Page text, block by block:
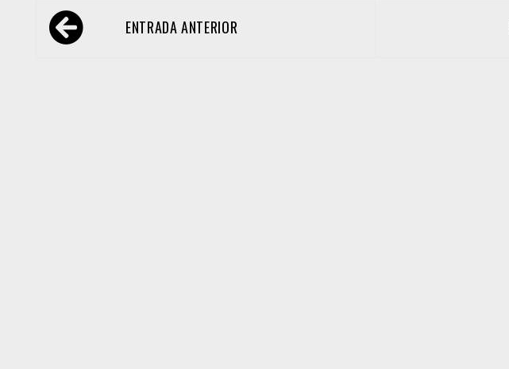
Navegación
de ENTRADA ANTERIOR